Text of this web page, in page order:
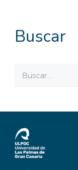
Buscar